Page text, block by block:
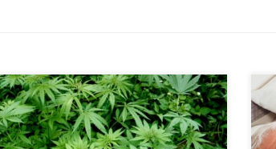
badań pokazują, że CBD
zachować świeżość truskawek –
ich okres przydatności do